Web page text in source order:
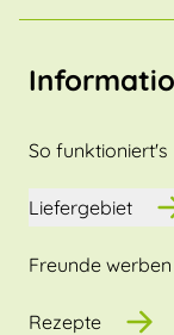
So funktioniert's
Liefergebiet
Freunde werben
Rezepte